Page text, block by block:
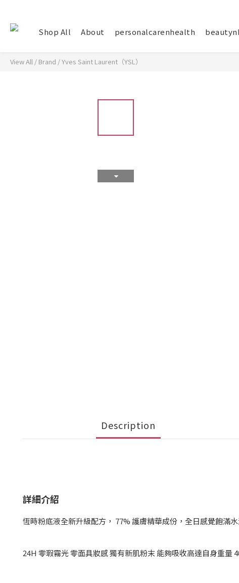
Shop All About personalcarenhealth
View All / Brand /Yves Saint Laurent（YSL）
Description
詳細介紹
恆時粉底液全新升級配方， 77% 護膚精華成份，全日感覺飽滿
24H 零瑕霧光 零面具妝感 獨有新肌粉末 能夠吸收高達自身重量